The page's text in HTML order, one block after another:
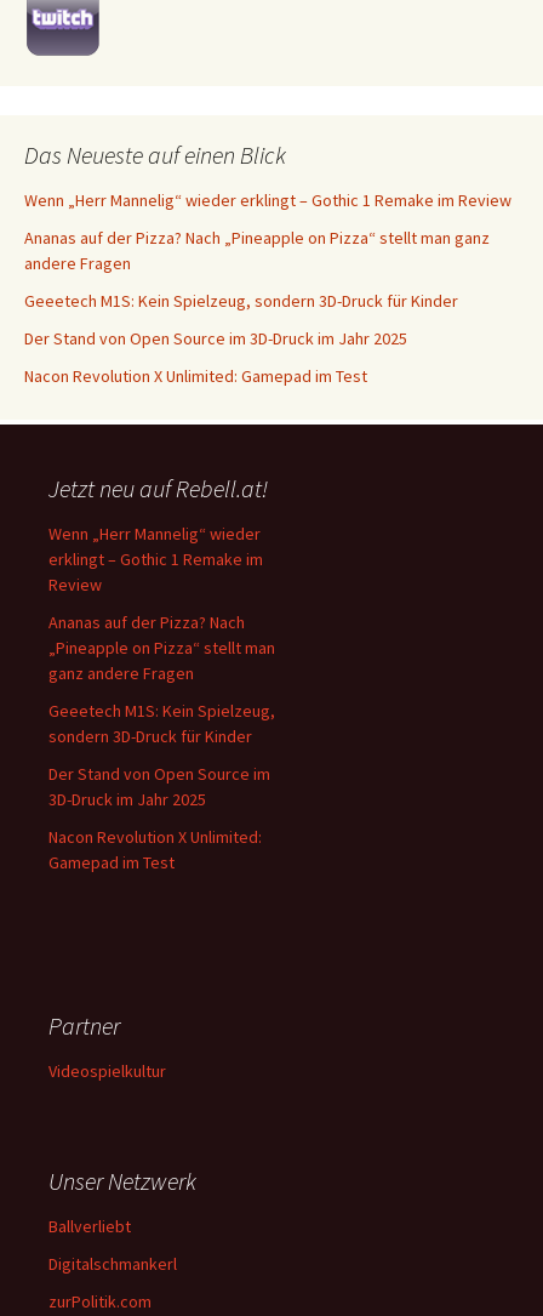
Das Neueste auf einen Blick
Wenn „Herr Mannelig“ wieder erklingt – Gothic 1 Remake im Review
Ananas auf der Pizza? Nach „Pineapple on Pizza“ stellt man ganz
andere Fragen
Geeetech M1S: Kein Spielzeug, sondern 3D-Druck für Kinder
Der Stand von Open Source im 3D-Druck im Jahr 2025
Nacon Revolution X Unlimited: Gamepad im Test
Jetzt neu auf Rebell.at!
Wenn „Herr Mannelig“ wieder
erklingt – Gothic 1 Remake im
Review
Ananas auf der Pizza? Nach
„Pineapple on Pizza“ stellt man
ganz andere Fragen
Geeetech M1S: Kein Spielzeug,
sondern 3D-Druck für Kinder
Der Stand von Open Source im
3D-Druck im Jahr 2025
Nacon Revolution X Unlimited:
Gamepad im Test
Partner
Videospielkultur
Unser Netzwerk
Ballverliebt
Digitalschmankerl
zurPolitik.com